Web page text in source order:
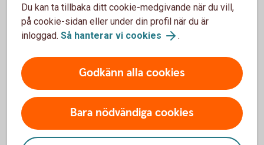
För att se detta innehåll behöver du först
godkänna cookies för Funktioner, prestanda
och statistik.
Inställningar för cookies
Du kan ta tillbaka ditt cookie-medgivande när du vill,
på cookie-sidan eller under din profil när du är
inloggad. Så hanterar vi cookies .
Godkänn alla cookies
Bara nödvändiga cookies